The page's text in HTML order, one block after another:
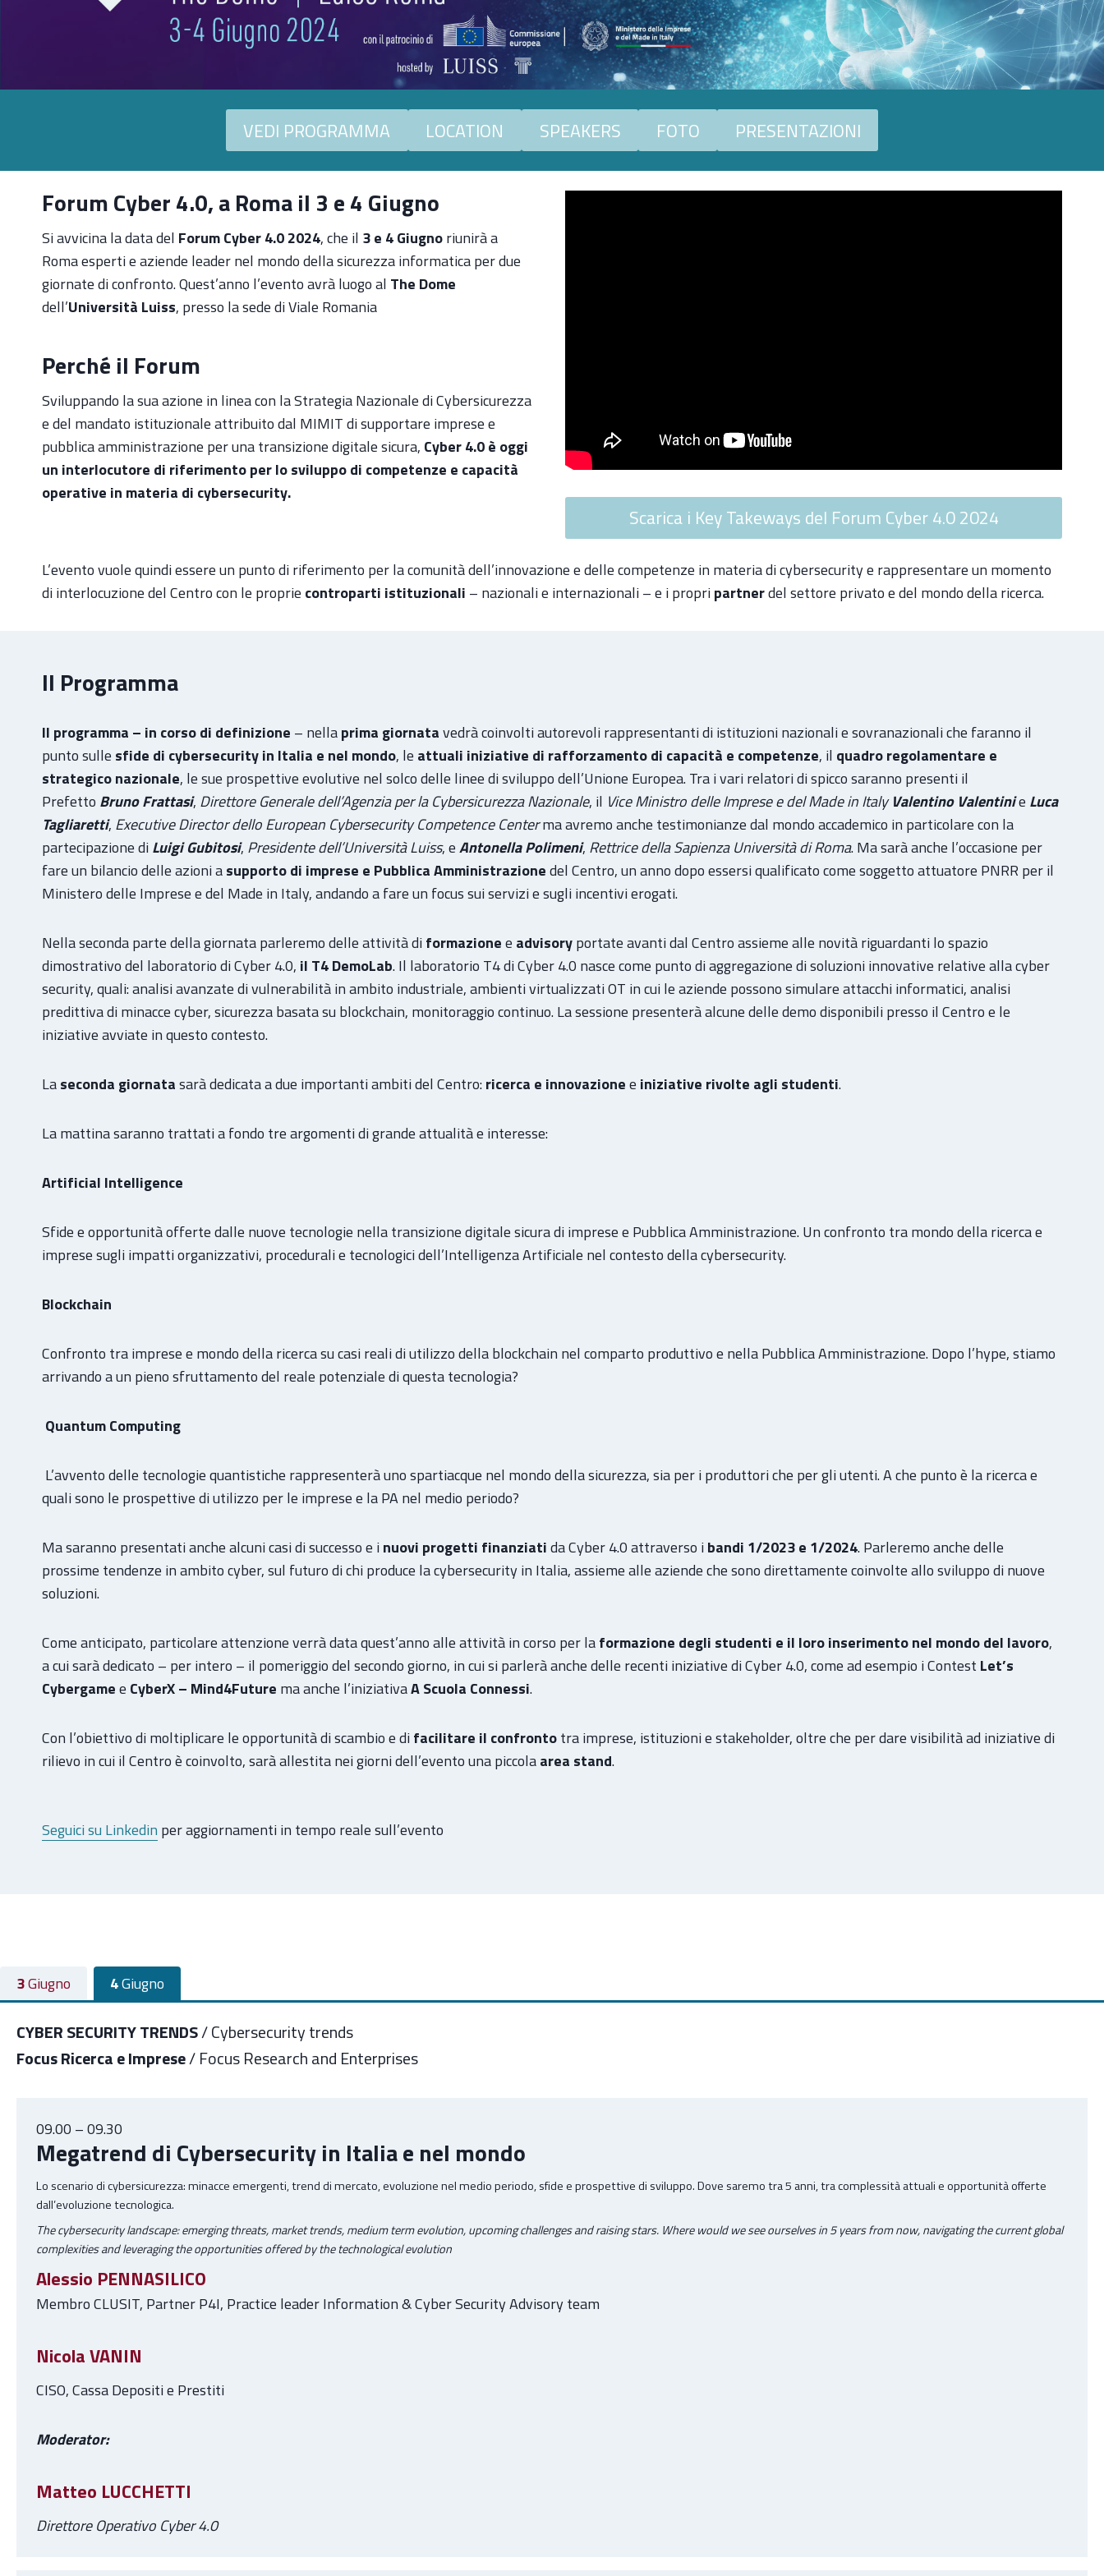
VEDI PROGRAMMA LOCATION SPEAKERS FOTO PRESENTAZIONI
Forum Cyber 4.0, a Roma il 3 e 4 Giugno
Si avvicina la data del Forum Cyber 4.0 2024, che il 3 e 4 Giugnoriunirà a
Roma esperti e aziende leader nel mondo della sicurezza informatica per due
giornate di confronto. Quest’anno l’evento avrà luogo al The Dome
dell’Università Luiss, presso la sede di Viale Romania
Perché il Forum
Sviluppando la sua azione in linea con la Strategia Nazionale di Cybersicurezza
e del mandato istituzionale attribuito dal MIMIT di supportare imprese e
pubblica amministrazione per una transizione digitale sicura, Cyber 4.0 è oggi
un interlocutore di riferimento per lo sviluppo di competenze e capacità
operative in materia di cybersecurity.
Scarica i Key Takeways del Forum Cyber 4.0 2024
L’evento vuole quindi essere un punto di riferimento per la comunità dell’innovazione e delle competenze in materia di cybersecurity e rappresentare un momento
di interlocuzione del Centro con le proprie controparti istituzionali – nazionali e internazionali – e i propripartnerdel settore privato e del mondo della ricerca.
Il Programma
Il programma – in corso di definizione – nellaprima giornatavedrà coinvolti autorevoli rappresentanti di istituzioni nazionali e sovranazionali che faranno il
punto sulle sfide di cybersecurity in Italia e nel mondo, le attuali iniziative di rafforzamento di capacità e competenze, il quadro regolamentare e
strategico nazionale, le sue prospettive evolutive nel solco delle linee di sviluppo dell’Unione Europea. Tra i vari relatori di spicco saranno presenti il
Prefetto Bruno Frattasi, Direttore Generale dell’Agenzia per la Cybersicurezza Nazionale, il Vice Ministro delle Imprese e del Made in Italy Valentino Valentinie Luca
Tagliaretti, Executive Director dello European Cybersecurity Competence Centerma avremo anche testimonianze dal mondo accademico in particolare con la
partecipazione diLuigi Gubitosi, Presidente dell’Università Luiss, eAntonella Polimeni, Rettrice della Sapienza Università di Roma. Ma sarà anche l’occasione per
fare un bilancio delle azioni asupporto di imprese e Pubblica Amministrazionedel Centro, un anno dopo essersi qualificato come soggetto attuatore PNRR per il
Ministero delle Imprese e del Made in Italy, andando a fare un focus sui servizi e sugli incentivi erogati.
Nella seconda parte della giornata parleremo delle attività diformazionee advisoryportate avanti dal Centro assieme alle novità riguardanti lo spazio
dimostrativo del laboratorio di Cyber 4.0, il T4 DemoLab. Il laboratorio T4 di Cyber 4.0 nasce come punto di aggregazione di soluzioni innovative relative alla cyber
security, quali: analisi avanzate di vulnerabilità in ambito industriale, ambienti virtualizzati OT in cui le aziende possono simulare attacchi informatici, analisi
predittiva di minacce cyber, sicurezza basata su blockchain, monitoraggio continuo. La sessione presenterà alcune delle demo disponibili presso il Centro e le
iniziative avviate in questo contesto.
Laseconda giornatasarà dedicata a due importanti ambiti del Centro:ricerca e innovazionee iniziative rivolte agli studenti.
La mattina saranno trattati a fondo tre argomenti di grande attualità e interesse:
Artificial Intelligence
Sfide e opportunità offerte dalle nuove tecnologie nella transizione digitale sicura di imprese e Pubblica Amministrazione. Un confronto tra mondo della ricerca e
imprese sugli impatti organizzativi, procedurali e tecnologici dell’Intelligenza Artificiale nel contesto della cybersecurity.
Blockchain
Confronto tra imprese e mondo della ricerca su casi reali di utilizzo della blockchain nel comparto produttivo e nella Pubblica Amministrazione. Dopo l’hype, stiamo
arrivando a un pieno sfruttamento del reale potenziale di questa tecnologia?
Quantum Computing
L’avvento delle tecnologie quantistiche rappresenterà uno spartiacque nel mondo della sicurezza, sia per i produttori che per gli utenti. A che punto è la ricerca e
quali sono le prospettive di utilizzo per le imprese e la PA nel medio periodo?
Ma saranno presentati anche alcuni casi di successo e inuovi progetti finanziatida Cyber 4.0 attraverso ibandi 1/2023 e 1/2024. Parleremo anche delle
prossime tendenze in ambito cyber, sul futuro di chi produce la cybersecurity in Italia, assieme alle aziende che sono direttamente coinvolte allo sviluppo di nuove
soluzioni.
Come anticipato, particolare attenzione verrà data quest’anno alle attività in corso per laformazione degli studenti e il loro inserimento nel mondo del lavoro,
a cui sarà dedicato – per intero – il pomeriggio del secondo giorno, in cui si parlerà anche delle recenti iniziative di Cyber 4.0, come ad esempio i Contest Let’s
Cybergamee CyberX – Mind4Future ma anche l’iniziativaA Scuola Connessi.
Con l’obiettivo di moltiplicare le opportunità di scambio e difacilitare il confrontotra imprese, istituzioni e stakeholder, oltre che per dare visibilità ad iniziative di
rilievo in cui il Centro è coinvolto, sarà allestita nei giorni dell’evento una piccolaarea stand.
Seguici su Linkedin per aggiornamenti in tempo reale sull’evento
3Giugno 4Giugno
CYBER SECURITY TRENDS/ Cybersecurity trends
Focus Ricerca e Imprese/ Focus Research and Enterprises
09.00 – 09.30
Megatrend di Cybersecurity in Italia e nel mondo
Lo scenario di cybersicurezza: minacce emergenti, trend di mercato, evoluzione nel medio periodo, sfide e prospettive di sviluppo. Dove saremo tra 5 anni, tra complessità attuali e opportunità offerte
dall’evoluzione tecnologica.
The cybersecurity landscape: emerging threats, market trends, medium term evolution, upcoming challenges and raising stars. Where would we see ourselves in 5 years from now, navigating the current global
complexities and leveraging the opportunities offered by the technological evolution
Alessio PENNASILICO
Membro CLUSIT, Partner P4I, Practice leader Information & Cyber Security Advisory team
Nicola VANIN
CISO, Cassa Depositi e Prestiti
Moderator:
Matteo LUCCHETTI
Direttore Operativo Cyber 4.0